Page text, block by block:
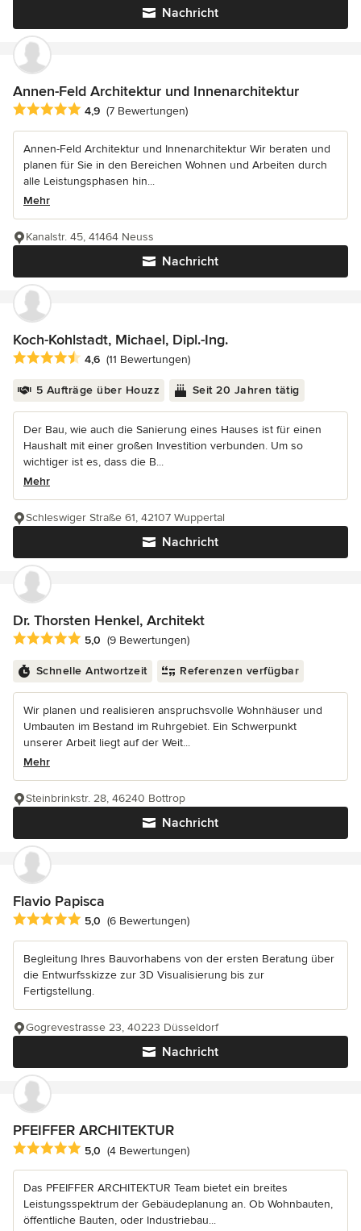
Nachricht
Annen-Feld Architektur und Innenarchitektur
Durchschnittliche Bewertung: 4.9 von 5 Sternen
4,9 (7 Bewertungen)
Annen-Feld Architektur und Innenarchitektur Wir beraten und
planen für Sie in den Bereichen Wohnen und Arbeiten durch
alle Leistungsphasen hin...
Mehr
Nachricht
Kanalstr. 45, 41464 Neuss
Koch-Kohlstadt, Michael, Dipl.-Ing.
Durchschnittliche Bewertung: 4.6 von 5 Sternen
4,6 (11 Bewertungen)
5 Aufträge über Houzz Seit 20 Jahren tätig
Der Bau, wie auch die Sanierung eines Hauses ist für einen
Haushalt mit einer großen Investition verbunden. Um so
wichtiger ist es, dass die B...
Mehr
Nachricht
Schleswiger Straße 61, 42107 Wuppertal
Dr. Thorsten Henkel, Architekt
Durchschnittliche Bewertung: 5 von 5 Sternen
5,0 (9 Bewertungen)
Schnelle Antwortzeit Referenzen verfügbar
Wir planen und realisieren anspruchsvolle Wohnhäuser und
Umbauten im Bestand im Ruhrgebiet. Ein Schwerpunkt
unserer Arbeit liegt auf der Weit...
Mehr
Nachricht
Steinbrinkstr. 28, 46240 Bottrop
Flavio Papisca
Durchschnittliche Bewertung: 5 von 5 Sternen
5,0 (6 Bewertungen)
Begleitung Ihres Bauvorhabens von der ersten Beratung über
die Entwurfsskizze zur 3D Visualisierung bis zur
Fertigstellung.
Nachricht
Gogrevestrasse 23, 40223 Düsseldorf
PFEIFFER ARCHITEKTUR
Durchschnittliche Bewertung: 5 von 5 Sternen
5,0 (4 Bewertungen)
Das PFEIFFER ARCHITEKTUR Team bietet ein breites
Leistungsspektrum der Gebäudeplanung an. Ob Wohnbauten,
öffentliche Bauten, oder Industriebau...